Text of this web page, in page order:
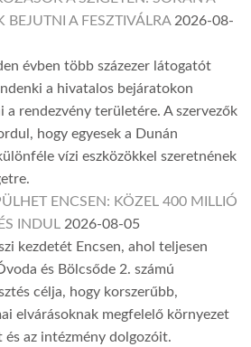
A FESZTIVÁLRA 2026-08-
évben több százezer látogatót
a hivatalos bejáratokon
rendezvény területére. A szervezők
hogy egyesek a Dunán
vízi eszközökkel szeretnének
ENCSEN: KÖZEL 400 MILLIÓ
INDUL 2026-08-05
kezdetét Encsen, ahol teljesen
és Bölcsőde 2. számú
célja, hogy korszerűbb,
elvárásoknak megfelelő környezet
és az intézmény dolgozóit.